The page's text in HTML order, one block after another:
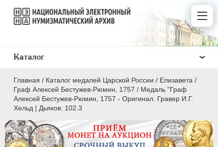
Главная / Каталог медалей Царской России / Елизавета /
Граф Алексей Бестужев-Рюмин, 1757 / Медаль "Граф
Алексей Бестужев-Рюмин, 1757 - Оригинал. Гравер И.Г.
Хельд | Дьяков: 102.3
Каталог
ВСЕ